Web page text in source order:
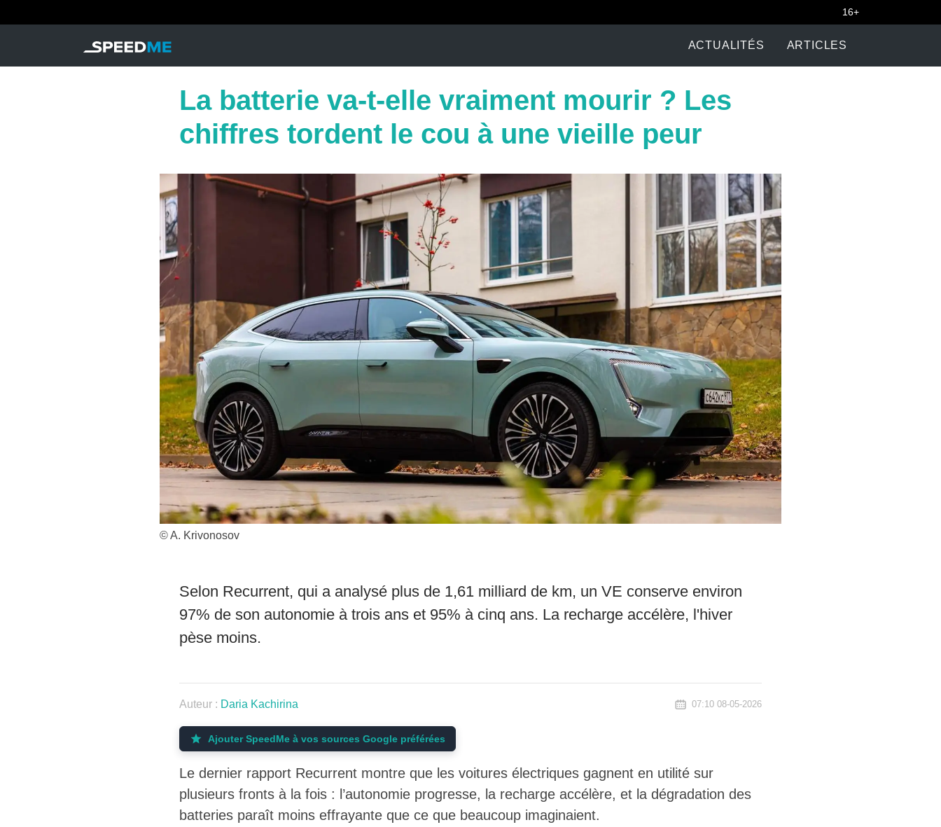
16+
ACTUALITÉS ARTICLES
La batterie va-t-elle vraiment mourir ? Les
chiffres tordent le cou à une vieille peur
© A. Krivonosov
Selon Recurrent, qui a analysé plus de 1,61 milliard de km, un VE conserve environ
97% de son autonomie à trois ans et 95% à cinq ans. La recharge accélère, l'hiver
pèse moins.
Auteur : Daria Kachirina 07:10 08-05-2026
Ajouter SpeedMe à vos sources Google préférées
Le dernier rapport Recurrent montre que les voitures électriques gagnent en utilité sur
plusieurs fronts à la fois : l’autonomie progresse, la recharge accélère, et la dégradation des
batteries paraît moins effrayante que ce que beaucoup imaginaient.